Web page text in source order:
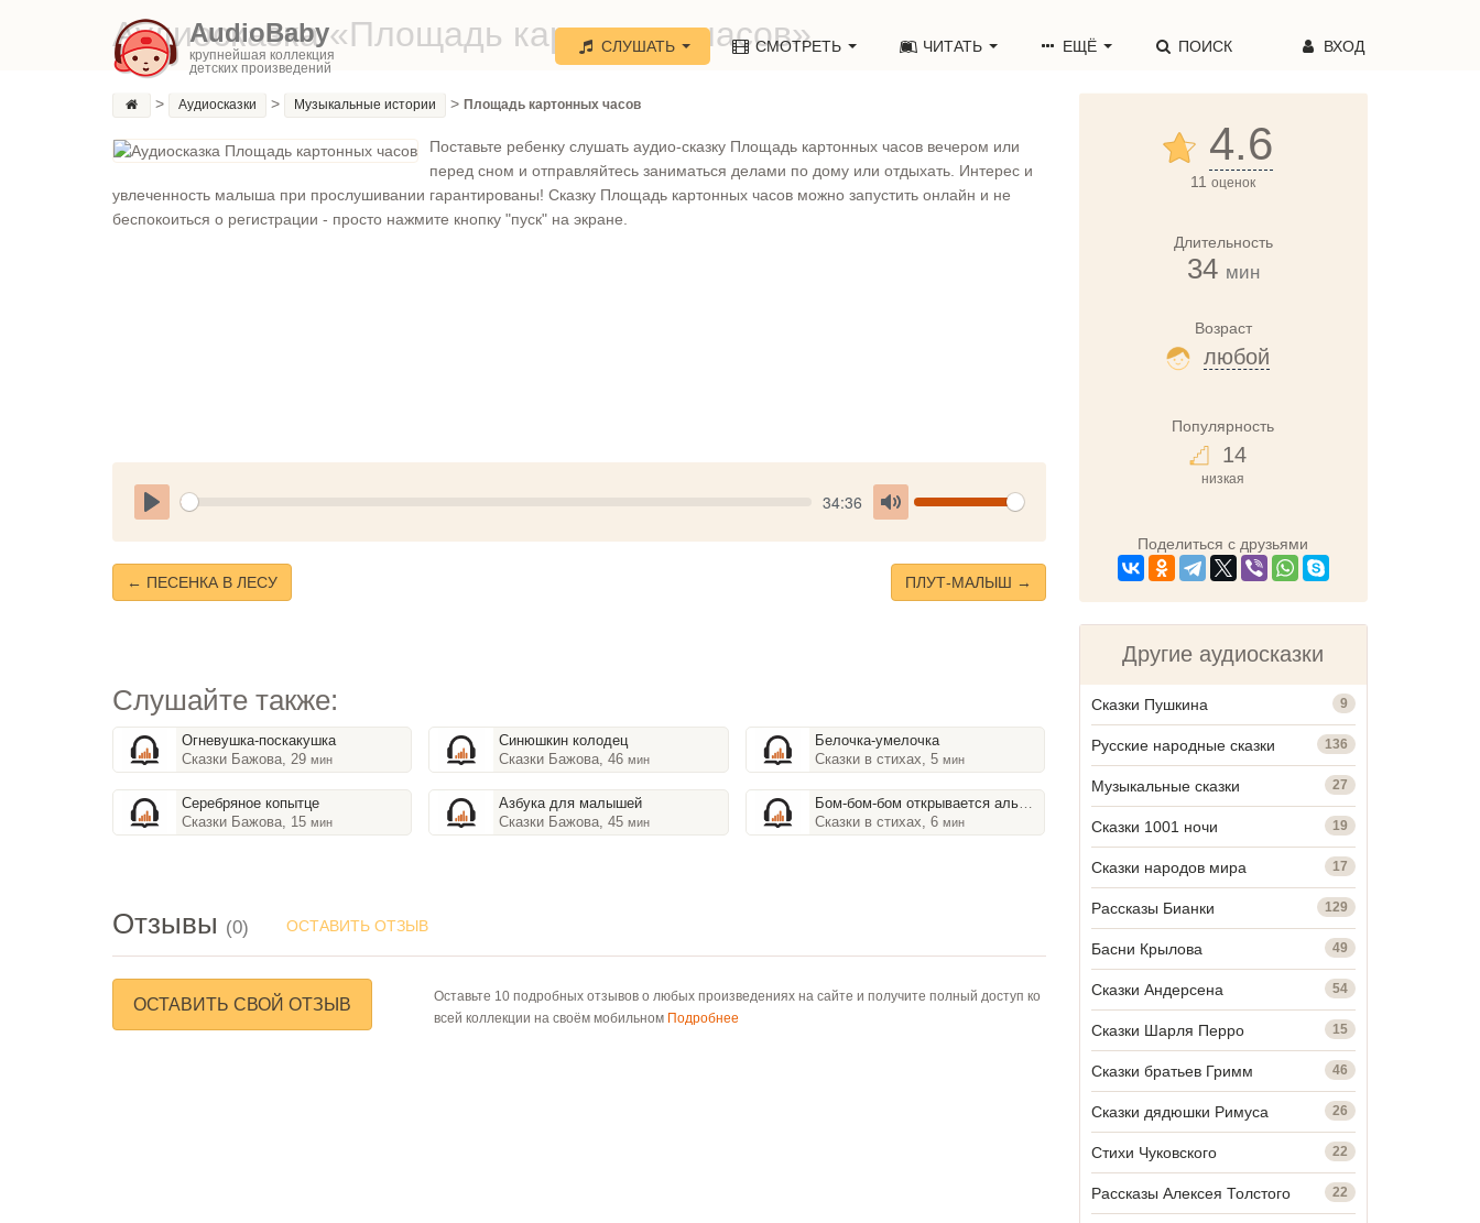
AudioBaby
крупнейшая коллекция
детских произведений
СЛУШАТЬ СМОТРЕТЬ ЧИТАТЬ ЕЩЁ ПОИСК ВХОД
Аудиосказка «Площадь картонных часов»
> Аудиосказки > Музыкальные истории > Площадь картонных часов
Поставьте ребенку слушать аудио-сказку Площадь картонных часов вечером или
перед сном и отправляйтесь заниматься делами по дому или отдыхать. Интерес и
увлеченность малыша при прослушивании гарантированы! Сказку Площадь картонных часов можно запустить онлайн и не
беспокоиться о регистрации - просто нажмите кнопку "пуск" на экране.
Play
Current
time
34:36
Toggle
Volume
← ПЕСЕНКА В ЛЕСУ ПЛУТ-МАЛЫШ →
Слушайте также:
Огневушка-поскакушка
Сказки Бажова, 29мин
Серебряное копытце
Сказки Бажова, 15мин
Синюшкин колодец
Сказки Бажова, 46 мин
Азбука для малышей
Сказки Бажова, 45 мин
Белочка-умелочка
Сказки в стихах, 5мин
Бом-бом-бом открывается альбом
Сказки в стихах, 6мин
Отзывы (0) ОСТАВИТЬ ОТЗЫВ
ОСТАВИТЬ СВОЙ ОТЗЫВ
Оставьте 10 подробных отзывов о любых произведениях на сайте и получите полный доступ ко
всей коллекции на своём мобильном Подробнее
4.6
11оценок
Длительность
34 мин
Возраст
любой
Популярность
14
низкая
Поделиться с друзьями
Другие аудиосказки
Сказки Пушкина 9
Русские народные сказки 136
Музыкальные сказки 27
Сказки 1001 ночи 19
Сказки народов мира 17
Рассказы Бианки 129
Басни Крылова 49
Сказки Андерсена 54
Сказки Шарля Перро 15
Сказки братьев Гримм 46
Сказки дядюшки Римуса 26
Стихи Чуковского 22
Рассказы Алексея Толстого 22